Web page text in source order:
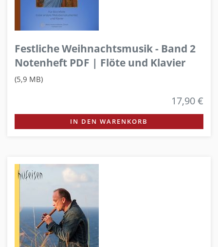
Festliche Weihnachtsmusik - Band 2
Notenheft PDF | Flöte und Klavier
(5,9 MB)
17,90 €
IN DEN WARENKORB